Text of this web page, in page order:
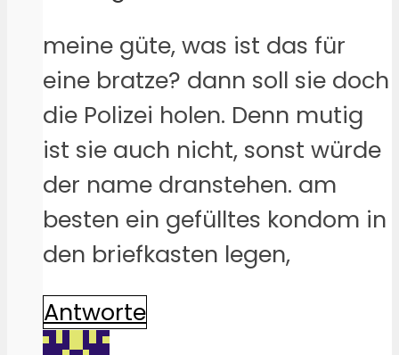
meine güte, was ist das für
eine bratze? dann soll sie doch
die Polizei holen. Denn mutig
ist sie auch nicht, sonst würde
der name dranstehen. am
besten ein gefülltes kondom in
den briefkasten legen,
Antworte